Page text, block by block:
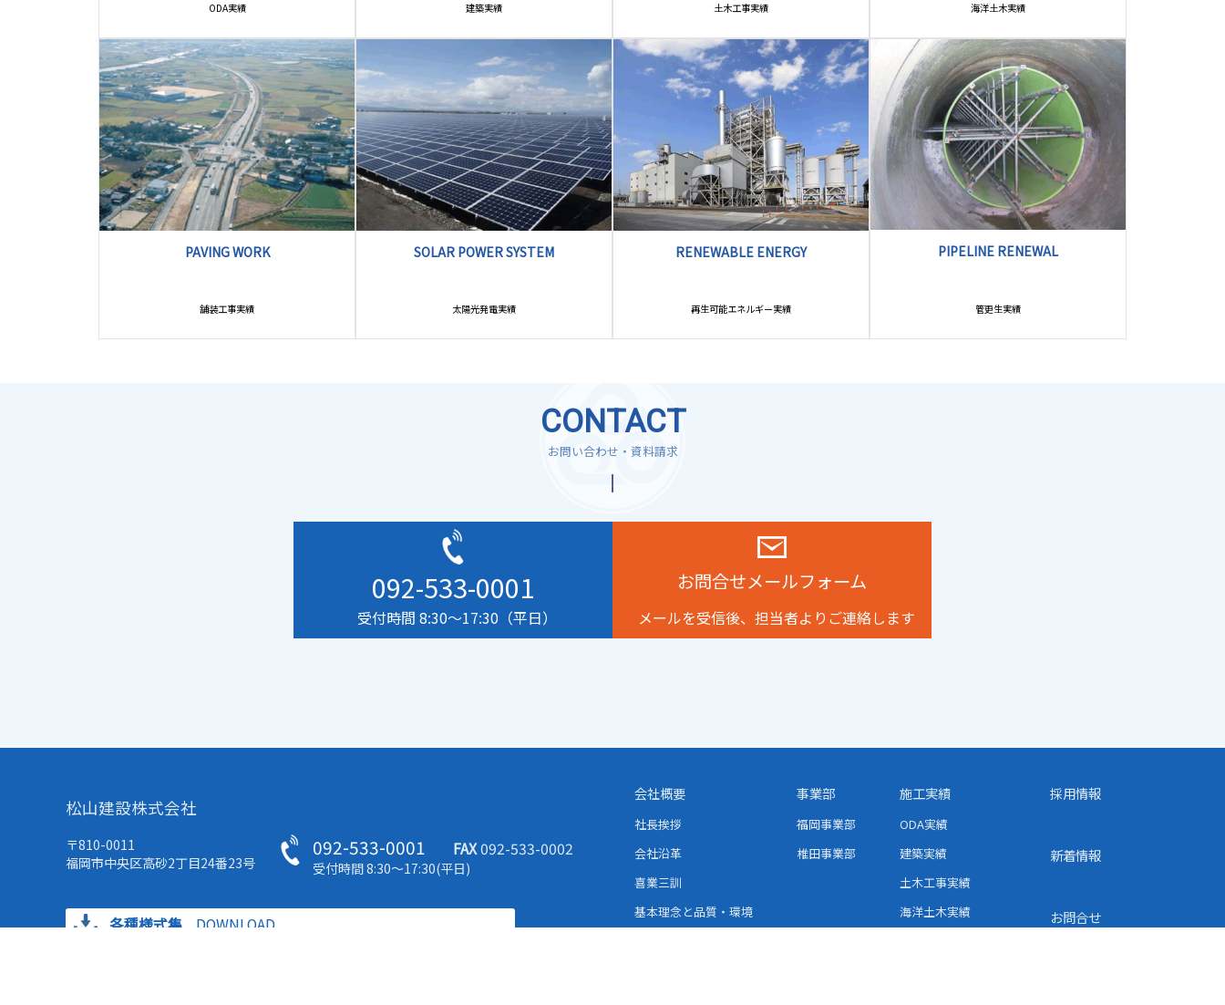
ODA実績 建築実績 土木工事実績 海洋土木実績
PAVING WORK
舗装工事実績
SOLAR POWER SYSTEM
太陽光発電実績
RENEWABLE ENERGY
再生可能エネルギー実績
PIPELINE RENEWAL
管更生実績
CONTACT
お問い合わせ・資料請求
092-533-0001
受付時間 8:30～17:30（平日）
お問合せメールフォーム
メールを受信後、担当者よりご連絡します
松山建設株式会社
〒810-0011
福岡市中央区高砂2丁目24番23号
092-533-0001 FAX092-533-0002
受付時間 8:30～17:30(平日)
各種様式集 DOWNLOAD
会社概要
社長挨拶
会社沿革
喜業三訓
基本理念と品質・環境
事業部
福岡事業部
椎田事業部
施工実績
ODA実績
建築実績
土木工事実績
海洋土木実績
採用情報
新着情報
お問合せ